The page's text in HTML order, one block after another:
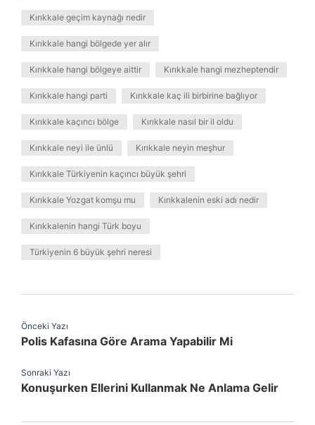
Kırıkkale geçim kaynağı nedir
Kırıkkale hangi bölgede yer alır
Kırıkkale hangi bölgeye aittir Kırıkkale hangi mezheptendir
Kırıkkale hangi parti Kırıkkale kaç ili birbirine bağlıyor
Kırıkkale kaçıncı bölge Kırıkkale nasıl bir il oldu
Kırıkkale neyi ile ünlü Kırıkkale neyin meşhur
Kırıkkale Türkiyenin kaçıncı büyük şehri
Kırıkkale Yozgat komşu mu Kırıkkalenin eski adı nedir
Kırıkkalenin hangi Türk boyu
Türkiyenin 6 büyük şehri neresi
Önceki Yazı
Polis Kafasına Göre Arama Yapabilir Mi
Sonraki Yazı
Konuşurken Ellerini Kullanmak Ne Anlama Gelir